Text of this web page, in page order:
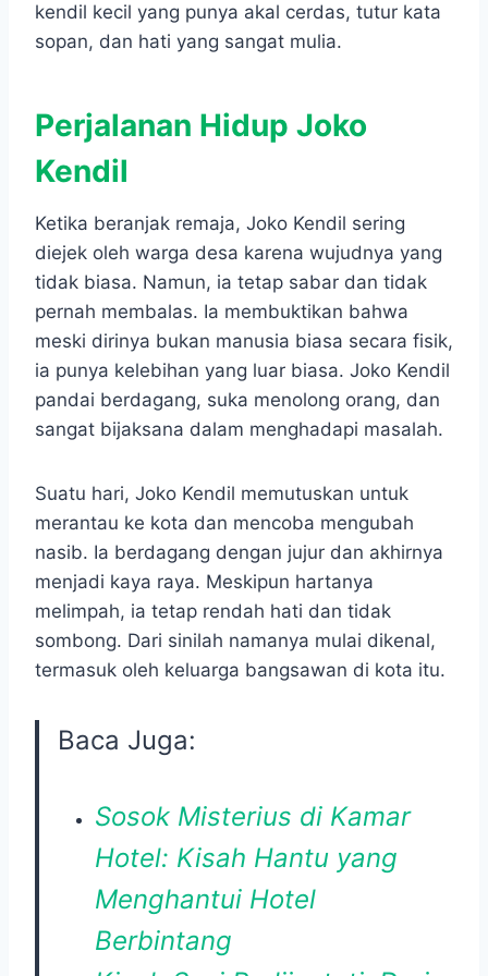
kendil kecil yang punya akal cerdas, tutur kata
sopan, dan hati yang sangat mulia.
Perjalanan Hidup Joko
Kendil
Ketika beranjak remaja, Joko Kendil sering
diejek oleh warga desa karena wujudnya yang
tidak biasa. Namun, ia tetap sabar dan tidak
pernah membalas. Ia membuktikan bahwa
meski dirinya bukan manusia biasa secara fisik,
ia punya kelebihan yang luar biasa. Joko Kendil
pandai berdagang, suka menolong orang, dan
sangat bijaksana dalam menghadapi masalah.
Suatu hari, Joko Kendil memutuskan untuk
merantau ke kota dan mencoba mengubah
nasib. Ia berdagang dengan jujur dan akhirnya
menjadi kaya raya. Meskipun hartanya
melimpah, ia tetap rendah hati dan tidak
sombong. Dari sinilah namanya mulai dikenal,
termasuk oleh keluarga bangsawan di kota itu.
Baca Juga:
Sosok Misterius di Kamar
Hotel: Kisah Hantu yang
Menghantui Hotel
Berbintang